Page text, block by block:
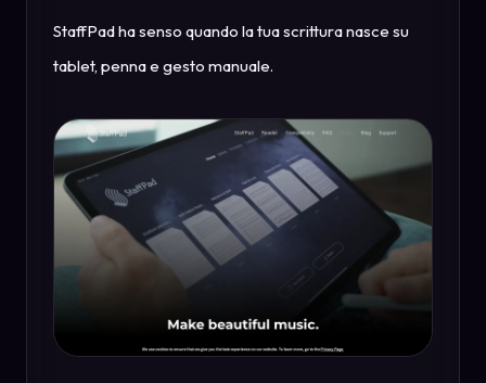
StaffPad ha senso quando la tua scrittura nasce su
tablet, penna e gesto manuale.